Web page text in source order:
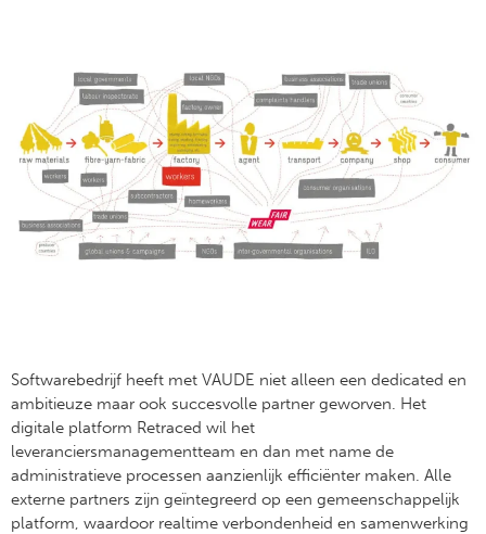
Softwarebedrijf heeft met VAUDE niet alleen een dedicated en
ambitieuze maar ook succesvolle partner geworven. Het
digitale platform Retraced wil het
leveranciersmanagementteam en dan met name de
administratieve processen aanzienlijk efficiënter maken. Alle
externe partners zijn geïntegreerd op een gemeenschappelijk
platform, waardoor realtime verbondenheid en samenwerking